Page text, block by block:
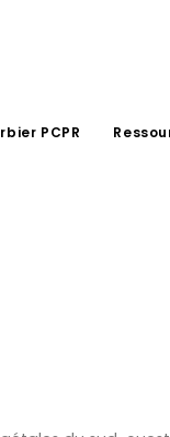
PCPR